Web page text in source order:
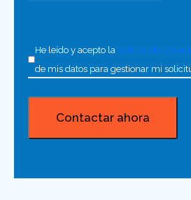
He leído y acepto la política de
de mis datos para gestionar mi